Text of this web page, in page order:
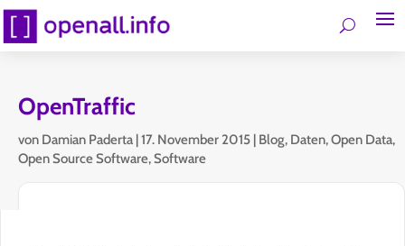
OpenTraffic
von Damian Paderta |17. November 2015 | Blog, Daten,Open Data,
Open Source Software,Software